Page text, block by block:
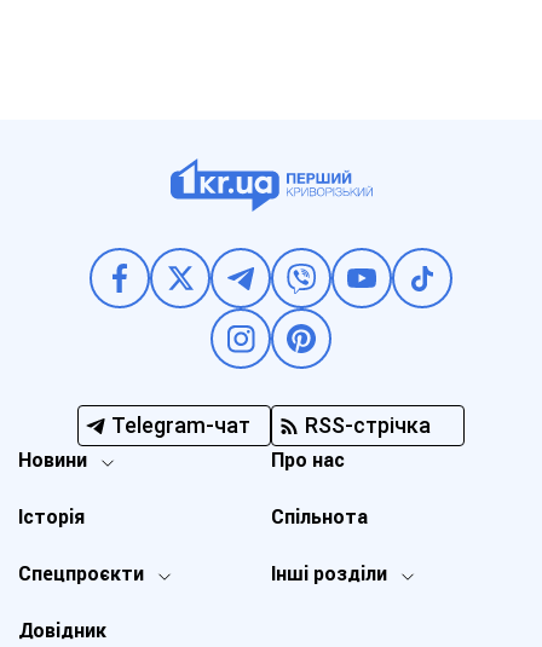
Telegram-чат RSS-стрічка
Новини
Спецпроєкти Інші розділи
Історія
Про нас
Довідник
Спільнота